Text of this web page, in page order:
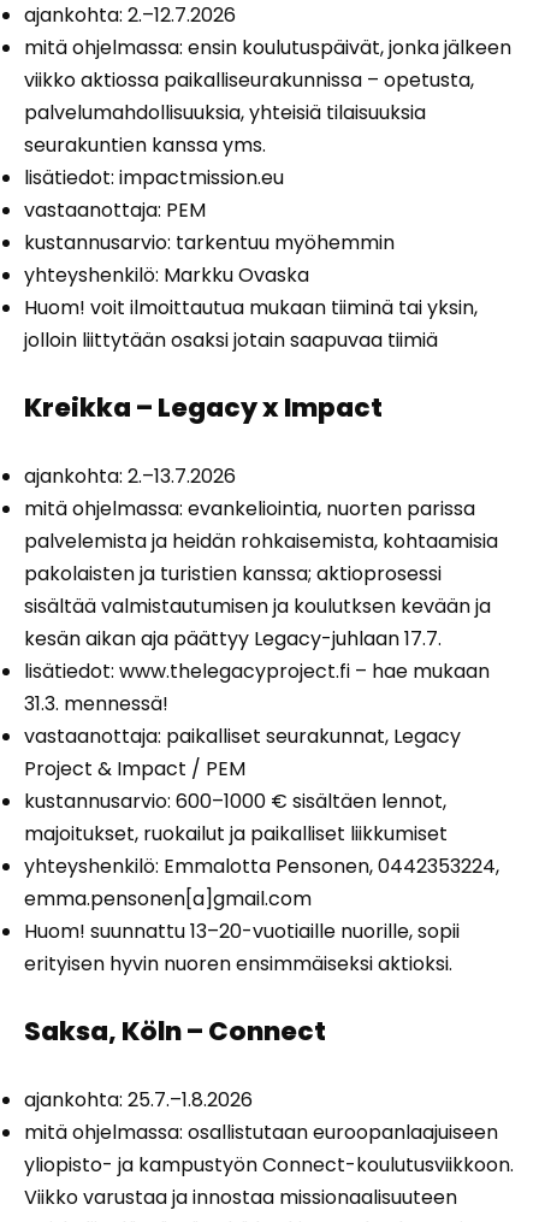
ajankohta: 2.–12.7.2026
mitä ohjelmassa: ensin koulutuspäivät, jonka jälkeen
viikko aktiossa paikalliseurakunnissa – opetusta,
palvelumahdollisuuksia, yhteisiä tilaisuuksia
seurakuntien kanssa yms.
lisätiedot: impactmission.eu
vastaanottaja: PEM
kustannusarvio: tarkentuu myöhemmin
yhteyshenkilö: Markku Ovaska
Huom! voit ilmoittautua mukaan tiiminä tai yksin,
jolloin liittytään osaksi jotain saapuvaa tiimiä
Kreikka – Legacy x Impact
ajankohta: 2.–13.7.2026
mitä ohjelmassa: evankeliointia, nuorten parissa
palvelemista ja heidän rohkaisemista, kohtaamisia
pakolaisten ja turistien kanssa; aktioprosessi
sisältää valmistautumisen ja koulutksen kevään ja
kesän aikan aja päättyy Legacy-juhlaan 17.7.
lisätiedot: www.thelegacyproject.fi – hae mukaan
31.3. mennessä!
vastaanottaja: paikalliset seurakunnat, Legacy
Project & Impact / PEM
kustannusarvio: 600–1000 € sisältäen lennot,
majoitukset, ruokailut ja paikalliset liikkumiset
yhteyshenkilö: Emmalotta Pensonen, 0442353224,
emma.pensonen[a]gmail.com
Huom! suunnattu 13–20-vuotiaille nuorille, sopii
erityisen hyvin nuoren ensimmäiseksi aktioksi.
Saksa, Köln – Connect
ajankohta: 25.7.–1.8.2026
mitä ohjelmassa: osallistutaan euroopanlaajuiseen
yliopisto- ja kampustyön Connect-koulutusviikkoon.
Viikko varustaa ja innostaa missionaalisuuteen